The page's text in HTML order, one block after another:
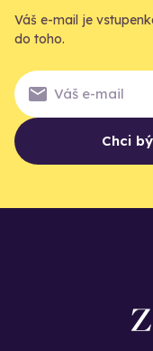
Váš e-mail je
do toho.
Chci